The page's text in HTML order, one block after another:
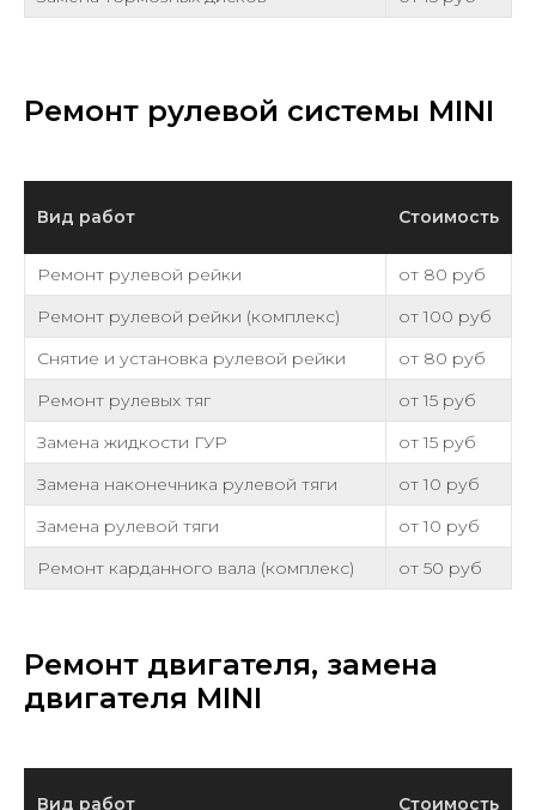
Ремонт рулевой системы MINI
Вид работ Стоимость
Ремонт рулевой рейки
от 80 руб
Ремонт рулевой рейки (комплекс)
от 100 руб
Снятие и установка рулевой рейки
от 80 руб
Ремонт рулевых тяг
от 15 руб
Замена жидкости ГУР
от 15 руб
Замена наконечника рулевой тяги
от 10 руб
Замена рулевой тяги
от 10 руб
Ремонт карданного вала (комплекс)
от 50 руб
Ремонт двигателя, замена
двигателя MINI
Вид работ Стоимость